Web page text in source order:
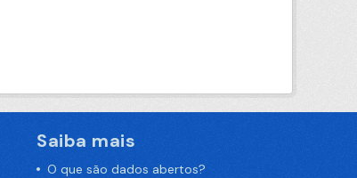
Saiba mais
O que são dados abertos?